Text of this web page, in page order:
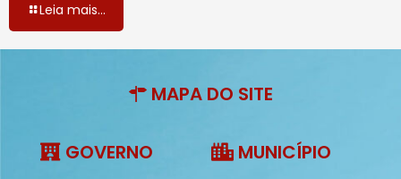
Leia mais...
MAPA DO SITE
GOVERNO MUNICÍPIO